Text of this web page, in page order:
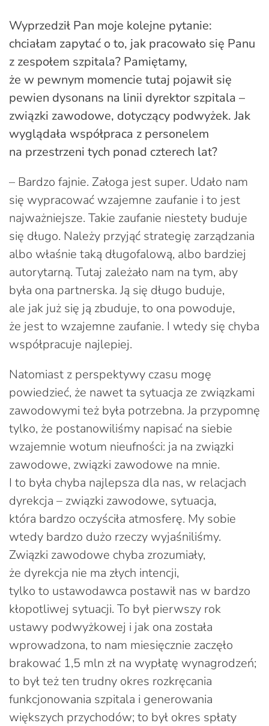
Wyprzedził Pan moje kolejne pytanie:
chciałam zapytać o to, jak pracowało się Panu
z zespołem szpitala? Pamiętamy,
że w pewnym momencie tutaj pojawił się
pewien dysonans na linii dyrektor szpitala –
związki zawodowe, dotyczący podwyżek. Jak
wyglądała współpraca z personelem
na przestrzeni tych ponad czterech lat?
– Bardzo fajnie. Załoga jest super. Udało nam
się wypracować wzajemne zaufanie i to jest
najważniejsze. Takie zaufanie niestety buduje
się długo. Należy przyjąć strategię zarządzania
albo właśnie taką długofalową, albo bardziej
autorytarną. Tutaj zależało nam na tym, aby
była ona partnerska. Ją się długo buduje,
ale jak już się ją zbuduje, to ona powoduje,
że jest to wzajemne zaufanie. I wtedy się chyba
współpracuje najlepiej.
Natomiast z perspektywy czasu mogę
powiedzieć, że nawet ta sytuacja ze związkami
zawodowymi też była potrzebna. Ja przypomnę
tylko, że postanowiliśmy napisać na siebie
wzajemnie wotum nieufności: ja na związki
zawodowe, związki zawodowe na mnie.
I to była chyba najlepsza dla nas, w relacjach
dyrekcja – związki zawodowe, sytuacja,
która bardzo oczyściła atmosferę. My sobie
wtedy bardzo dużo rzeczy wyjaśniliśmy.
Związki zawodowe chyba zrozumiały,
że dyrekcja nie ma złych intencji,
tylko to ustawodawca postawił nas w bardzo
kłopotliwej sytuacji. To był pierwszy rok
ustawy podwyżkowej i jak ona została
wprowadzona, to nam miesięcznie zaczęło
brakować 1,5 mln zł na wypłatę wynagrodzeń;
to był też ten trudny okres rozkręcania
funkcjonowania szpitala i generowania
większych przychodów; to był okres spłaty